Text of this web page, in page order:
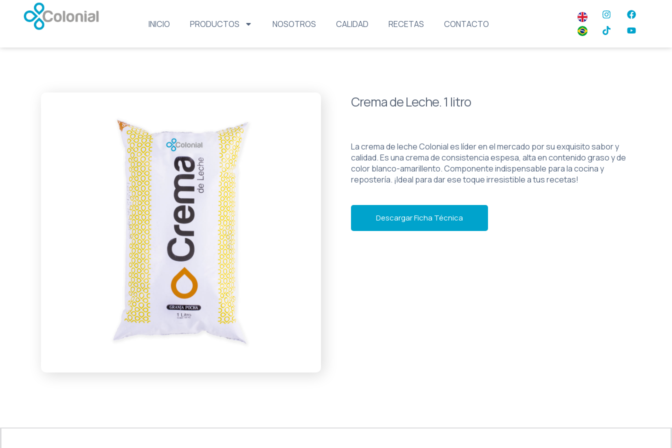
INICIO PRODUCTOS NOSOTROS CALIDAD RECETAS CONTACTO
Crema de Leche. 1 litro
La crema de leche Colonial es líder en el mercado por su exquisito sabor y
calidad. Es una crema de consistencia espesa, alta en contenido graso y de
color blanco-amarillento. Componente indispensable para la cocina y
repostería. ¡Ideal para dar ese toque irresistible a tus recetas!
Descargar Ficha Técnica